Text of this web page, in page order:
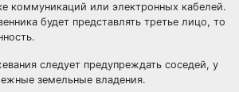
коммуникаций или электронных кабелей.
будет представлять третье лицо, то
следует предупреждать соседей, у
земельные владения.